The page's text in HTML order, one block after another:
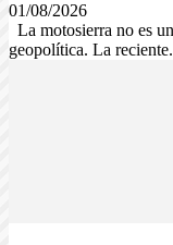
01/08/2026
La motosierra no es
geopolítica. La